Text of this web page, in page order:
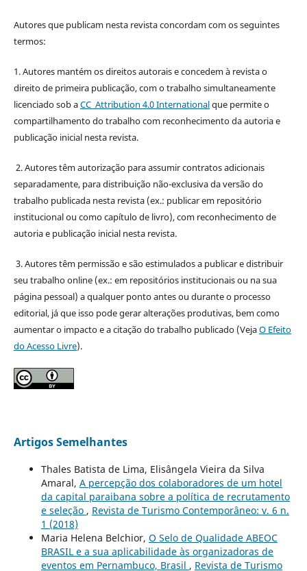
Autores que publicam nesta revista concordam com os seguintes
termos:
1. Autores mantém os direitos autorais e concedem à revista o
direito de primeira publicação, com o trabalho simultaneamente
licenciado sob aCC Attribution 4.0 Internationalque permite o
compartilhamento do trabalho com reconhecimento da autoria e
publicação inicial nesta revista.
2. Autores têm autorização para assumir contratos adicionais
separadamente, para distribuição não-exclusiva da versão do
trabalho publicada nesta revista (ex.: publicar em repositório
institucional ou como capítulo de livro), com reconhecimento de
autoria e publicação inicial nesta revista.
3. Autores têm permissão e são estimulados a publicar e distribuir
seu trabalho online (ex.: em repositórios institucionais ou na sua
página pessoal) a qualquer ponto antes ou durante o processo
editorial, já que isso pode gerar alterações produtivas, bem como
aumentar o impacto e a citação do trabalho publicado (VejaO Efeito
do Acesso Livre).
Artigos Semelhantes
Thales Batista de Lima, Elisângela Vieira da Silva
Amaral, A percepção dos colaboradores de um hotel
da capital paraibana sobre a política de recrutamento
e seleção , Revista de Turismo Contemporâneo: v. 6 n.
1 (2018)
Maria Helena Belchior, O Selo de Qualidade ABEOC
BRASIL e a sua aplicabilidade às organizadoras de
eventos em Pernambuco, Brasil , Revista de Turismo